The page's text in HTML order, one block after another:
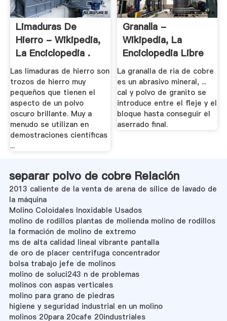
Limaduras De
Hierro - Wikipedia,
La Enciclopedia .
Las limaduras de hierro son
trozos de hierro muy
pequeños que tienen el
aspecto de un polvo
oscuro brillante. Muy a
menudo se utilizan en
demostraciones científicas
...
Granalla -
Wikipedia, La
Enciclopedia Libre
La granalla de ria de cobre
es un abrasivo mineral, ...
cal y polvo de granito se
introduce entre el fleje y el
bloque hasta conseguir el
aserrado final.
separar polvo de cobre Relación
2013 caliente de la venta de arena de sílice de lavado de
la máquina
Molino Coloidales Inoxidable Usados
molino de rodillos plantas de molienda molino de rodillos
la formación de molino de extremo
ms de alta calidad lineal vibrante pantalla
de oro de placer centrifuga concentrador
bolsa trabajo jefe de molinos
molino de soluci243 n de problemas
molinos con aspas verticales
molino para grano de piedras
higiene y seguridad industrial en un molino
molinos 20para 20cafe 20industriales